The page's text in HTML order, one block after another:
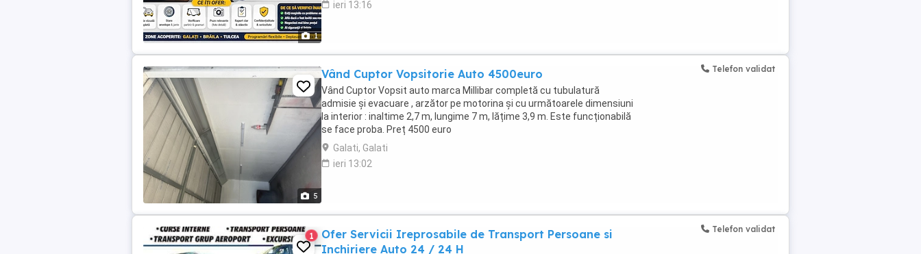
1
ieri 13:16
5
Vând Cuptor Vopsitorie Auto 4500euro
Vând Cuptor Vopsit auto marca Millibar completă cu tubulatură
admisie și evacuare , arzător pe motorina și cu următoarele dimensiuni
la interior : inaltime 2,7 m, lungime 7 m, lățime 3,9 m. Este funcționabilă
se face proba. Preț 4500 euro
Galati, Galati
ieri 13:02
Telefon validat
1
Ofer Servicii Ireprosabile de Transport Persoane si
Inchiriere Auto 24 / 24 H
Telefon validat